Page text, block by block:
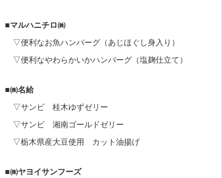
■マルハニチロ㈱
▽便利なお魚ハンバーグ（あじほぐし身入り）
▽便利なやわらかいかハンバーグ（塩麹仕立て）
■㈱名給
▽サンビ 桂木ゆずゼリー
▽サンビ 湘南ゴールドゼリー
▽栃木県産大豆使用 カット油揚げ
■㈱ヤヨイサンフーズ